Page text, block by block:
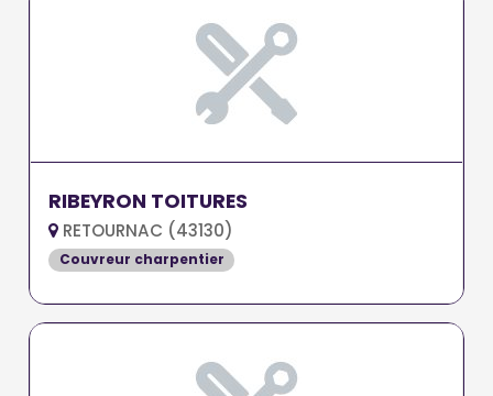
RIBEYRON TOITURES
RETOURNAC (43130)
Couvreur charpentier